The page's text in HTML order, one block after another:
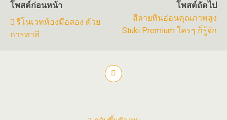
โพสต์ก่อนหน้า
รีโนเวทห้องมือสอง ด้วย
การทาสี
โพสต์ถัดไป
สีลายหินอ่อนคุณภาพสูง
Stuki Premium ใครๆ ก็รู้จัก